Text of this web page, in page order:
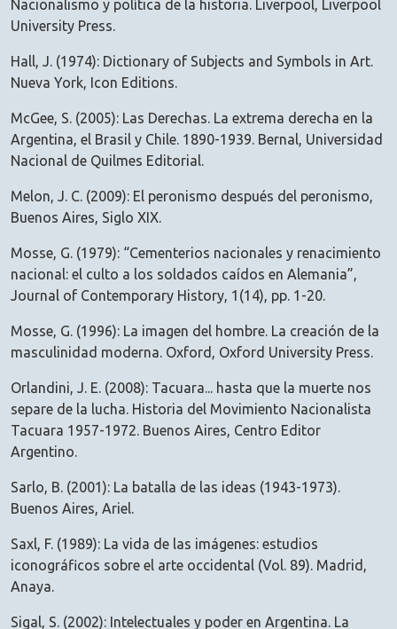
Nacionalismo y política de la historia. Liverpool, Liverpool
University Press.
Hall, J. (1974): Dictionary of Subjects and Symbols in Art.
Nueva York, Icon Editions.
McGee, S. (2005): Las Derechas. La extrema derecha en la
Argentina, el Brasil y Chile. 1890-1939. Bernal, Universidad
Nacional de Quilmes Editorial.
Melon, J. C. (2009): El peronismo después del peronismo,
Buenos Aires, Siglo XIX.
Mosse, G. (1979): “Cementerios nacionales y renacimiento
nacional: el culto a los soldados caídos en Alemania”,
Journal of Contemporary History, 1(14), pp. 1-20.
Mosse, G. (1996): La imagen del hombre. La creación de la
masculinidad moderna. Oxford, Oxford University Press.
Orlandini, J. E. (2008): Tacuara... hasta que la muerte nos
separe de la lucha. Historia del Movimiento Nacionalista
Tacuara 1957-1972. Buenos Aires, Centro Editor
Argentino.
Sarlo, B. (2001): La batalla de las ideas (1943-1973).
Buenos Aires, Ariel.
Saxl, F. (1989): La vida de las imágenes: estudios
iconográficos sobre el arte occidental (Vol. 89). Madrid,
Anaya.
Sigal, S. (2002): Intelectuales y poder en Argentina. La